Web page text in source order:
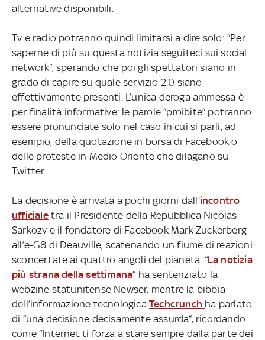
alternative disponibili.
Tv e radio potranno quindi limitarsi a dire solo: “Per
saperne di più su questa notizia seguiteci sui social
network”, sperando che poi gli spettatori siano in
grado di capire su quale servizio 2.0 siano
effettivamente presenti. L’unica deroga ammessa è
per finalità informative: le parole “proibite” potranno
essere pronunciate solo nel caso in cui si parli, ad
esempio, della quotazione in borsa di Facebook o
delle proteste in Medio Oriente che dilagano su
Twitter.
La decisione è arrivata a pochi giorni dall’incontro
ufficialetra il Presidente della Repubblica Nicolas
Sarkozy e il fondatore di Facebook Mark Zuckerberg
all’e-G8 di Deauville, scatenando un fiume di reazioni
sconcertate ai quattro angoli del pianeta. “La notizia
più strana della settimana” ha sentenziato la
webzine statunitense Newser, mentre la bibbia
dell’informazione tecnologica Techcrunch ha parlato
di “una decisione decisamente assurda”, ricordando
come “Internet ti forza a stare sempre dalla parte dei